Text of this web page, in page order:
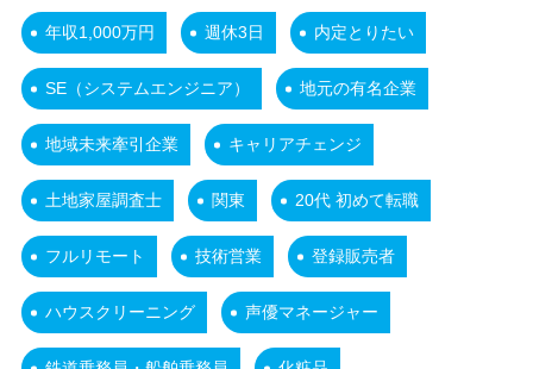
年収1,000万円 週休3日 内定とりたい
SE（システムエンジニア） 地元の有名企業
地域未来牽引企業 キャリアチェンジ
土地家屋調査士 関東 20代 初めて転職
フルリモート 技術営業 登録販売者
ハウスクリーニング 声優マネージャー